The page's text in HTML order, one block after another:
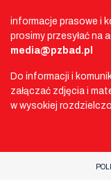
informacje prasowe i
prosimy przesyłać na
media@pzbad.pl
Do informacji i
załączać zdjęcia i
w wysokiej